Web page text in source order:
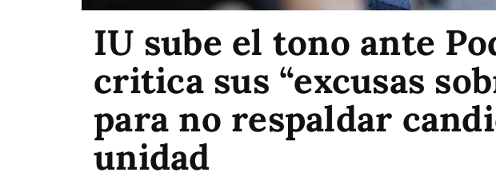
IU sube el tono ante
critica sus “excusas
para no respaldar
unidad